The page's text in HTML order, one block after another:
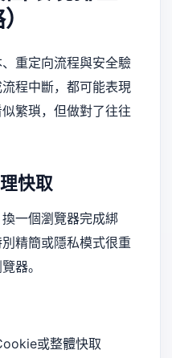
重定向流程與安全驗
程中斷，都可能表現
繁瑣，但做對了往往
快取
一個瀏覽器完成綁
精簡或隱私模式很重
器。
或整體快取